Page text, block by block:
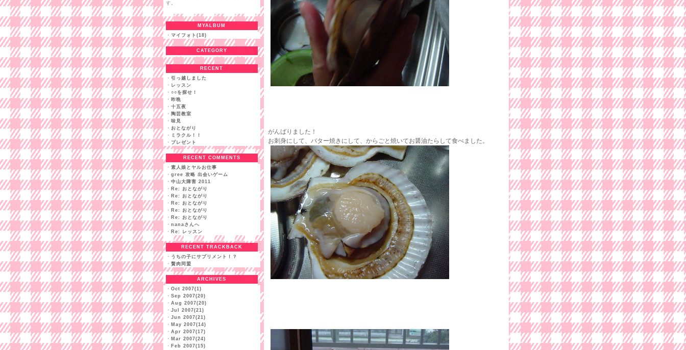
す。
MYALBUM
・ マイフォト(18)
CATEGORY
RECENT
・ 引っ越しました
・ レッスン
・ ○○を探せ！
・ 昨晩
・ 十五夜
・ 陶芸教室
・ 味見
・ おとながり
・ ミラクル！！
・ プレゼント
RECENT COMMENTS
・ 素人娘とヤルお仕事
・ gree 攻略 出会いゲーム
・ 中山大障害 2011
・ Re: おとながり
・ Re: おとながり
・ Re: おとながり
・ Re: おとながり
・ Re: おとながり
・ nanaさんへ
・ Re: レッスン
RECENT TRACKBACK
・ うちの子にサプリメント！？
・ 贅肉同盟
ARCHIVES
・ Oct 2007(1)
・ Sep 2007(20)
・ Aug 2007(20)
・ Jul 2007(21)
・ Jun 2007(21)
・ May 2007(14)
・ Apr 2007(17)
・ Mar 2007(24)
・ Feb 2007(15)
がんばりました！
お刺身にして、バター焼きにして、からごと焼いてお醤油たらして食べました。